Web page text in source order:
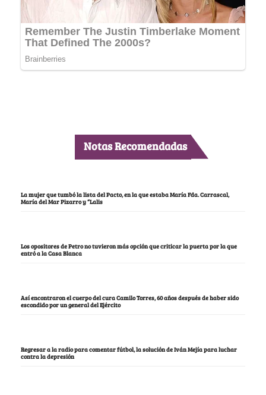
Notas Recomendadas
La mujer que tumbó la lista del Pacto, en la que estaba María Fda. Carrascal,
María del Mar Pizarro y “Lalis
Los opositores de Petro no tuvieron más opción que criticar la puerta por la que
entró a la Casa Blanca
Así encontraron el cuerpo del cura Camilo Torres, 60 años después de haber sido
escondido por un general del Ejército
Regresar a la radio para comentar fútbol, la solución de Iván Mejía para luchar
contra la depresión